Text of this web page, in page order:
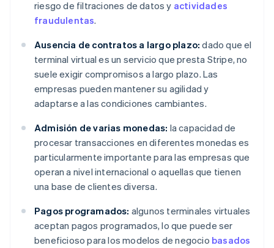
riesgo de filtraciones de datos y actividades
fraudulentas.
Ausencia de contratos a largo plazo: dado que el
terminal virtual es un servicio que presta Stripe, no
suele exigir compromisos a largo plazo. Las
empresas pueden mantener su agilidad y
adaptarse a las condiciones cambiantes.
Admisión de varias monedas: la capacidad de
procesar transacciones en diferentes monedas es
particularmente importante para las empresas que
operan a nivel internacional o aquellas que tienen
una base de clientes diversa.
Pagos programados: algunos terminales virtuales
aceptan pagos programados, lo que puede ser
beneficioso para los modelos de negocio basados